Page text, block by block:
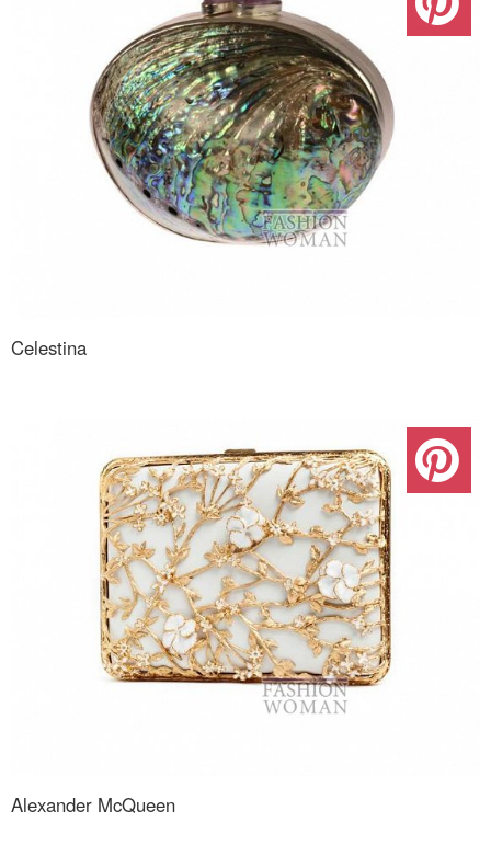
Celestina
Alexander McQueen